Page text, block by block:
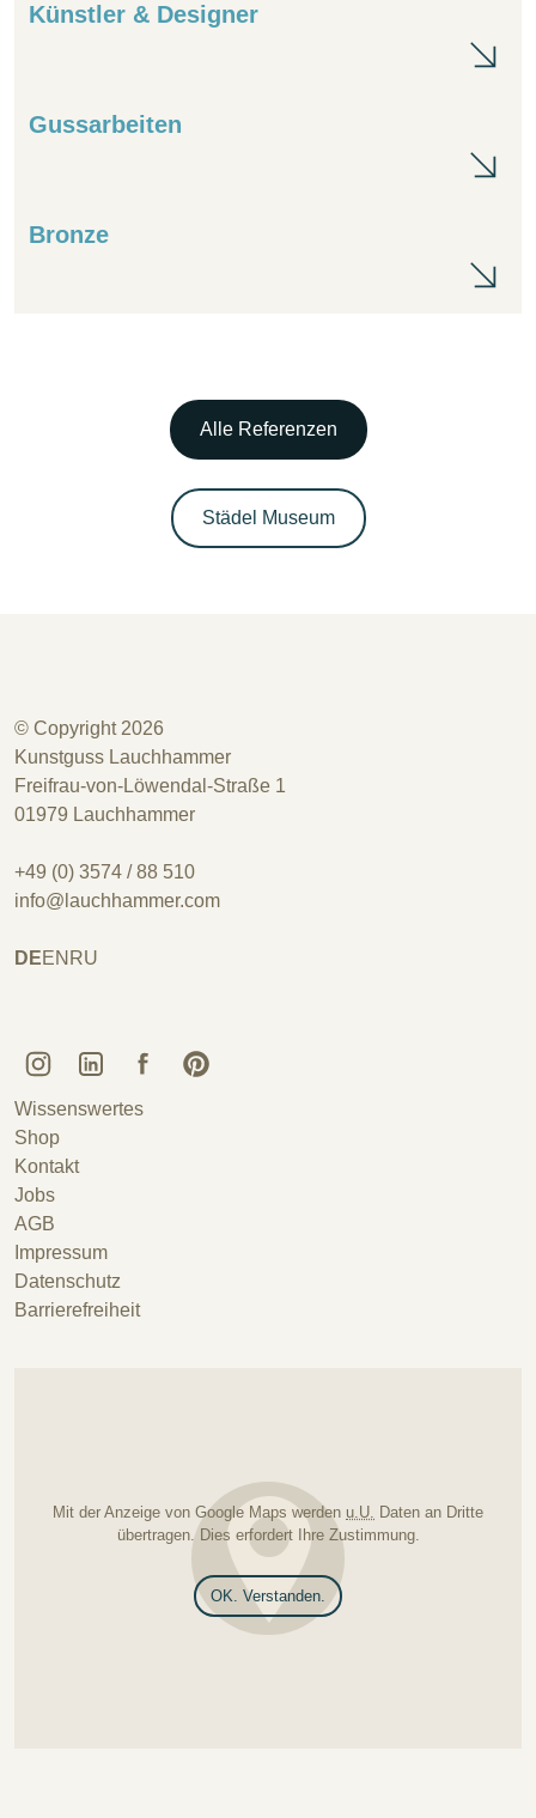
Künstler & Designer
Gussarbeiten
Bronze
Alle Referenzen
Städel Museum
© Copyright 2026
Kunstguss Lauchhammer
Freifrau-von-Löwendal-Straße 1
01979 Lauchhammer
+49 (0) 3574 / 88 510
info@lauchhammer.com
DEEN RU
Kunstguss Lauchhammer @ Instagram
Kunstguss Lauchhammer @ LinkedIn
Kunstguss Lauchhammer @ Facebook
Kunstguss Lauchhammer @ Pinterest
Wissenswertes
Shop
Kontakt
Jobs
AGB
Impressum
Datenschutz
Barrierefreiheit
Mit der Anzeige von Google Maps werden u.U. Daten an Dritte
übertragen. Dies erfordert Ihre Zustimmung.
OK. Verstanden.